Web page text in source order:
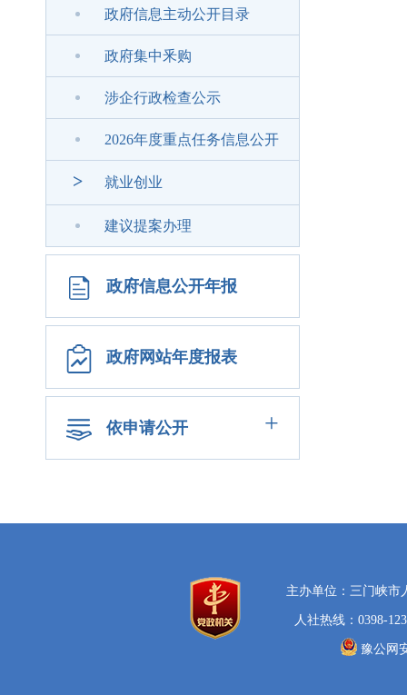
政府信息主动公开目录
政府集中釆购
涉企行政检查公示
2026年度重点任务信息公开
> 就业创业
建议提案办理
政府信息公开年报
政府网站年度报表
依申请公开 +
主办单位：三门峡
人社热线：0398-
豫公网